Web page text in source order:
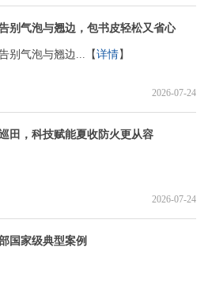
别气泡与翘边，包书皮轻松又省心
别气泡与翘边...【详情】
2026-07-24
田，科技赋能夏收防火更从容
2026-07-24
国家级典型案例